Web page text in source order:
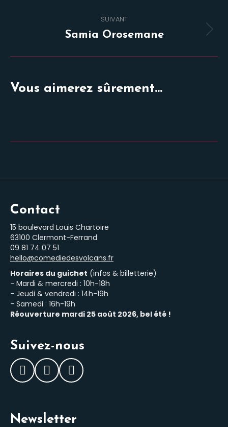
SUIVANT
Projets
Samia Orosemane
Vous aimerez sûrement...
Contact
15 boulevard Louis Chartoire
63100 Clermont-Ferrand
‭09 81 74 07 51‬
hello@comediedesvolcans.fr
Horaires du guichet (infos & billetterie)
- Mardi & mercredi : 10h-18h
- Jeudi & vendredi : 14h-19h
- Samedi : 16h-19h
Réouverture mardi 25 août 2026, bel été !
Suivez-nous
Facebook
InstagramLinkedIn
Newsletter